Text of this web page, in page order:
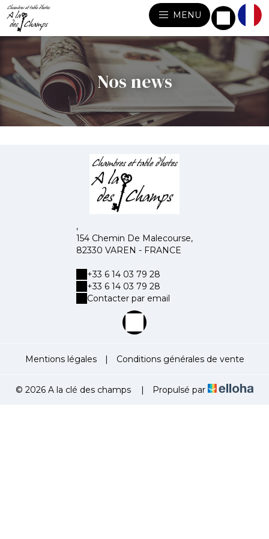
MENU
Nos news
,
154 Chemin De Malecourse,
82330 VAREN - FRANCE
+33 6 14 03 79 28
+33 6 14 03 79 28
Contacter par email
Mentions légales | Conditions générales de vente
© 2026 A la clé des champs | Propulsé par